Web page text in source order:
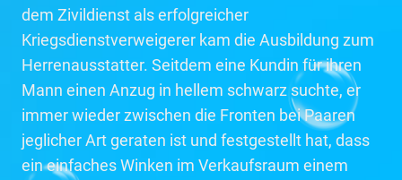
dem Zivildienst als erfolgreicher
Kriegsdienstverweigerer kam die Ausbildung zum
Herrenausstatter. Seitdem eine Kundin für ihren
Mann einen Anzug in hellem schwarz suchte, er
immer wieder zwischen die Fronten bei Paaren
jeglicher Art geraten ist und festgestellt hat, dass
ein einfaches Winken im Verkaufsraum einem